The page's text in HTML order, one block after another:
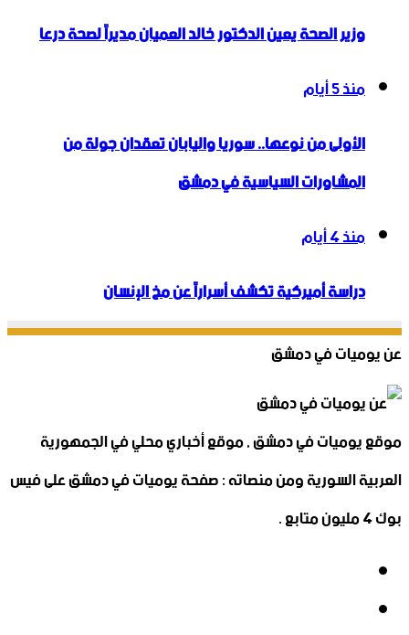
وزير الصحة يعين الدكتور خالد العميان مديراً لصحة درعا
منذ 5 أيام
الأولى من نوعها.. سوريا واليابان تعقدان جولة من
المشاورات السياسية في دمشق
منذ 4 أيام
دراسة أميركية تكشف أسراراً عن مخ الإنسان
عن يوميات في دمشق
موقع يوميات في دمشق , موقع أخباري محلي في الجمهورية
العربية السورية ومن منصاته : صفحة يوميات في دمشق على فيس
بوك 4 مليون متابع .